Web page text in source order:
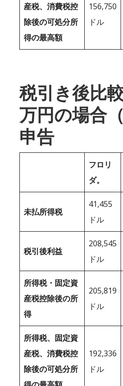
産税、消費税控
除後の可処分所
得の最高額
156,750
ドル
税引き後比
万円の場合
申告
フロリ
ダ。
未払所得税
41,455
ドル
税引後利益
208,545
ドル
所得税・固定資
産税控除後の所
得
205,819
ドル
所得税、固定資
産税、消費税控
除後の可処分所
192,336
ドル